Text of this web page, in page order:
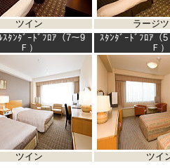
ツイン ラージ
ｽﾀﾝﾀﾞｰﾄﾞﾌﾛｱ（7～9
Ｆ）
ｽﾀﾝﾀﾞｰﾄﾞﾌﾛｱ（
Ｆ）
ツイン
ツイ